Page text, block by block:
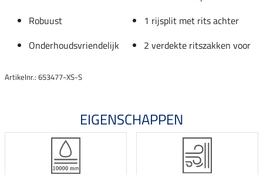
Robuust
1 rijsplit met rits achter
Onderhoudsvriendelijk
2 verdekte ritszakken voor
Artikelnr.: 653477-XS-S
EIGENSCHAPPEN